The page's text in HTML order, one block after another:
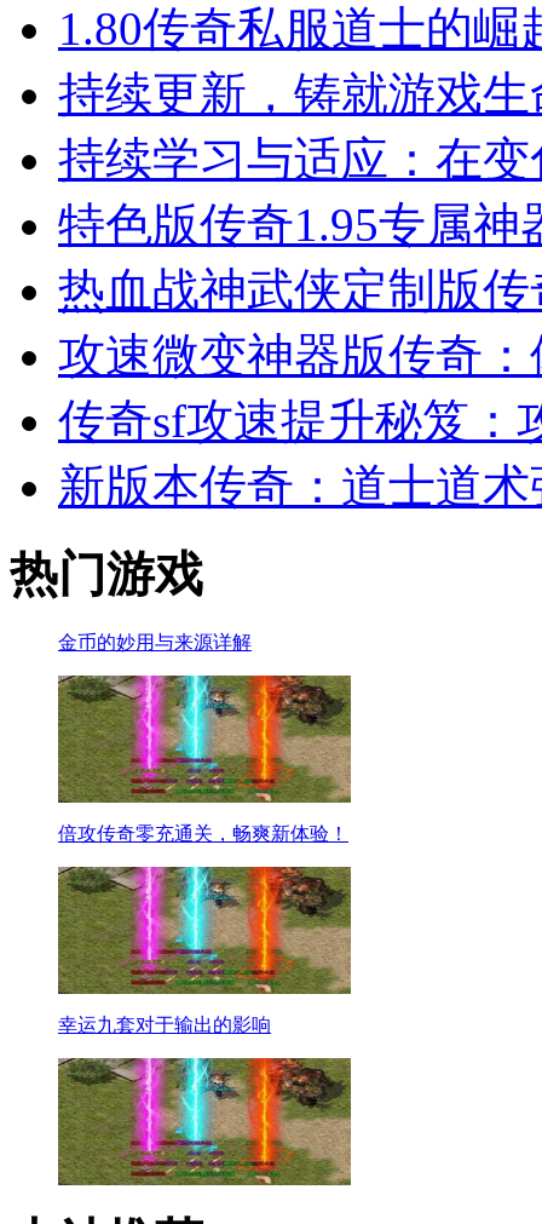
1.80传奇私服道士的
持续更新，铸就游戏
持续学习与适应：在
特色版传奇1.95专属神
热血战神武侠定制版
攻速微变神器版传奇
传奇sf攻速提升秘笈：
新版本传奇：道士道
热门游戏
金币的妙用与来源详解
倍攻传奇零充通关，畅爽新体验！
幸运九套对于输出的影响